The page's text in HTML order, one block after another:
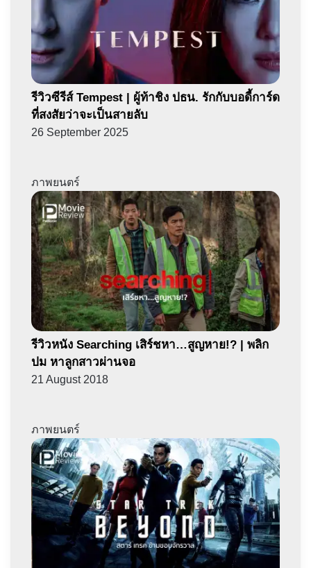
รีวิวซีรีส์ Tempest | ผู้ท้าชิง ปธน. รักกับบอดี้การ์ด
ที่สงสัยว่าจะเป็นสายลับ
26 September 2025
ภาพยนตร์
รีวิวหนัง Searching เสิร์ชหา…สูญหาย!? | พลิก
ปม หาลูกสาวผ่านจอ
21 August 2018
ภาพยนตร์